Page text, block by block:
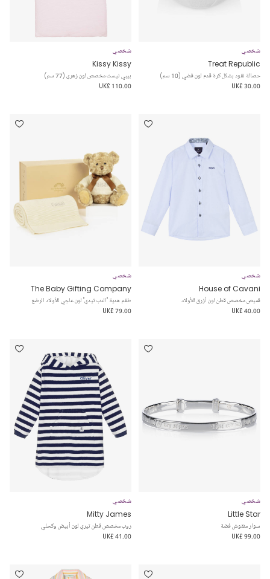
شخصي
Treat Republic
حصالة نقود بشكل كرة قدم لون فضي (10 سم)
UK£ 30.00
شخصي
Kissy Kissy
بيبي نيست مخصص لون زهري (77 سم)
UK£ 110.00
شخصي
House of Cavani
قميص مخصص قطن لون أزرق للأولاد
UK£ 40.00
شخصي
The Baby Gifting Company
طقم هدية "الدب تيدي" لون عاجي للأولاد الرضع
UK£ 79.00
شخصي
Little Star
سوار منقوش فضة
UK£ 99.00
شخصي
Mitty James
روب مخصص قطن تيري لون أبيض وكحلي
UK£ 41.00